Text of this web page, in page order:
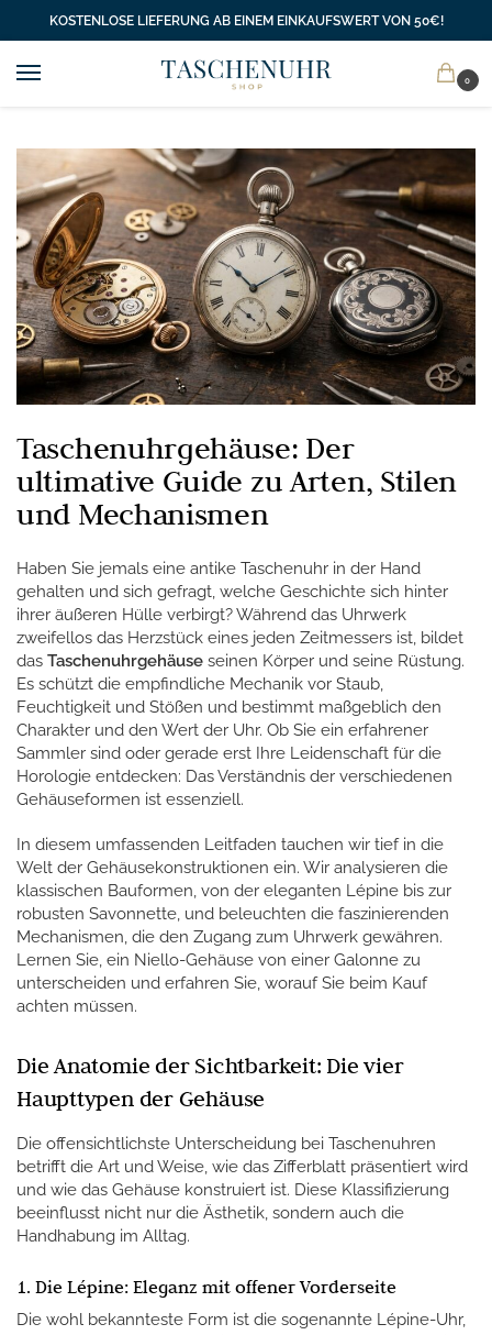
KOSTENLOSE LIEFERUNG AB EINEM EINKAUFSWERT VON 50€!
0
Taschenuhrgehäuse: Der
ultimative Guide zu Arten, Stilen
und Mechanismen
Haben Sie jemals eine antike Taschenuhr in der Hand
gehalten und sich gefragt, welche Geschichte sich hinter
ihrer äußeren Hülle verbirgt? Während das Uhrwerk
zweifellos das Herzstück eines jeden Zeitmessers ist, bildet
das Taschenuhrgehäuse seinen Körper und seine Rüstung.
Es schützt die empfindliche Mechanik vor Staub,
Feuchtigkeit und Stößen und bestimmt maßgeblich den
Charakter und den Wert der Uhr. Ob Sie ein erfahrener
Sammler sind oder gerade erst Ihre Leidenschaft für die
Horologie entdecken: Das Verständnis der verschiedenen
Gehäuseformen ist essenziell.
In diesem umfassenden Leitfaden tauchen wir tief in die
Welt der Gehäusekonstruktionen ein. Wir analysieren die
klassischen Bauformen, von der eleganten Lépine bis zur
robusten Savonnette, und beleuchten die faszinierenden
Mechanismen, die den Zugang zum Uhrwerk gewähren.
Lernen Sie, ein Niello-Gehäuse von einer Galonne zu
unterscheiden und erfahren Sie, worauf Sie beim Kauf
achten müssen.
Die Anatomie der Sichtbarkeit: Die vier
Haupttypen der Gehäuse
Die offensichtlichste Unterscheidung bei Taschenuhren
betrifft die Art und Weise, wie das Zifferblatt präsentiert wird
und wie das Gehäuse konstruiert ist. Diese Klassifizierung
beeinflusst nicht nur die Ästhetik, sondern auch die
Handhabung im Alltag.
1. Die Lépine: Eleganz mit offener Vorderseite
Die wohl bekannteste Form ist die sogenannte Lépine-Uhr,